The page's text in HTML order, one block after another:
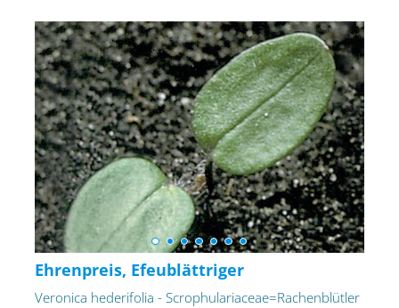
Ehrenpreis, Efeublättriger
Veronica hederifolia - Scrophulariaceae=Rachenblütler